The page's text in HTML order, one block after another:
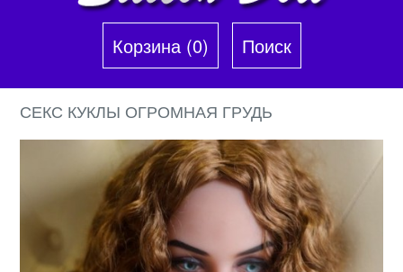
Корзина (0)‎ Поиск
СЕКС КУКЛЫ ОГРОМНАЯ ГРУДЬ